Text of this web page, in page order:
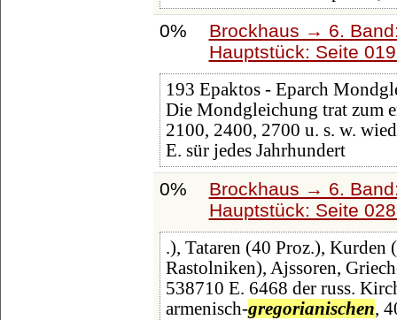
0%
Brockhaus → 6.
Hauptstück: Seite
193 Epaktos - Eparch
Die Mondgleichung trat zum
2100, 2400, 2700 u. s. w.
E. sür jedes Jahrhundert
0%
Brockhaus → 6.
Hauptstück: Seite
.), Tataren (40 Proz.), Kurden
Rastolniken), Ajssoren,
538710 E. 6468 der russ.
armenisch-gregorianischen,